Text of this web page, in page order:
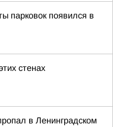
парковок появился в
стенах
в Ленинградском